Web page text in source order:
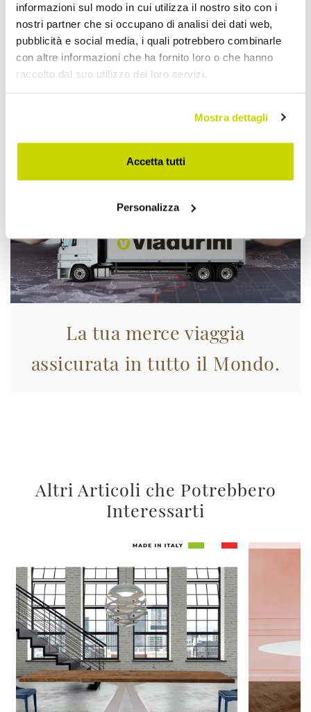
informazioni sul modo in cui utilizza il nostro sito con i
nostri partner che si occupano di analisi dei dati web,
pubblicità e social media, i quali potrebbero combinarle
con altre informazioni che ha fornito loro o che hanno
raccolto dal suo utilizzo dei loro servizi.
Mostra dettagli
Accetta tutti
Personalizza
Approfittane subito!
La tua merce viaggia
assicurata in tutto il Mondo.
Altri Articoli che Potrebbero
Interessarti